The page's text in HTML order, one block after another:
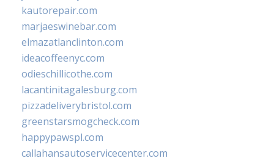
kautorepair.com
marjaeswinebar.com
elmazatlanclinton.com
ideacoffeenyc.com
odieschillicothe.com
lacantinitagalesburg.com
pizzadeliverybristol.com
greenstarsmogcheck.com
happypawspl.com
callahansautoservicecenter.com